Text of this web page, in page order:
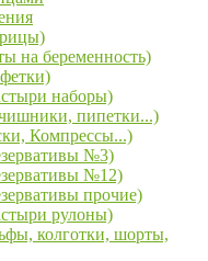
на беременность)
наборы)
пипетки...)
Компрессы...)
№3)
№12)
прочие)
рулоны)
колготки, шорты,